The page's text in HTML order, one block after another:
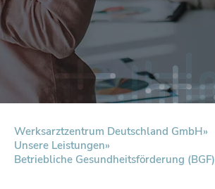
Werksarztzentrum Deutschland GmbH
Unsere Leistungen
Betriebliche Gesundheitsförderung (BGF)